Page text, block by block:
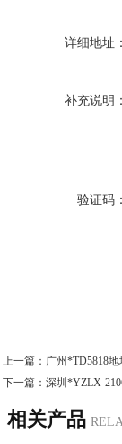
详细地址
补充说明
验证码
上一篇： 广州*TD5818
下一篇： 深圳*YZLX-
相关产品